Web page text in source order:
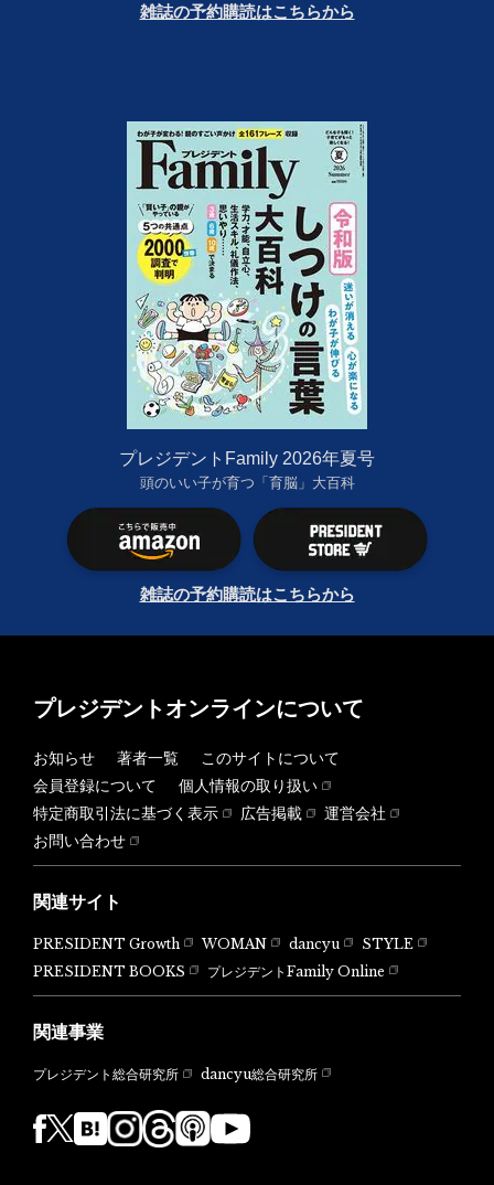
雑誌の予約購読はこちらから
プレジデントFamily 2026年夏号
頭のいい子が育つ「育脳」大百科
雑誌の予約購読はこちらから
プレジデントオンラインについて
お知らせ 著者一覧
このサイトについて
会員登録について
個人情報の取り扱い
特定商取引法に基づく表示
広告掲載
運営会社
お問い合わせ
関連サイト
PRESIDENT Growth WOMAN dancyu
STYLE
PRESIDENT BOOKS
プレジデントFamily Online
関連事業
プレジデント総合研究所 dancyu総合研究所